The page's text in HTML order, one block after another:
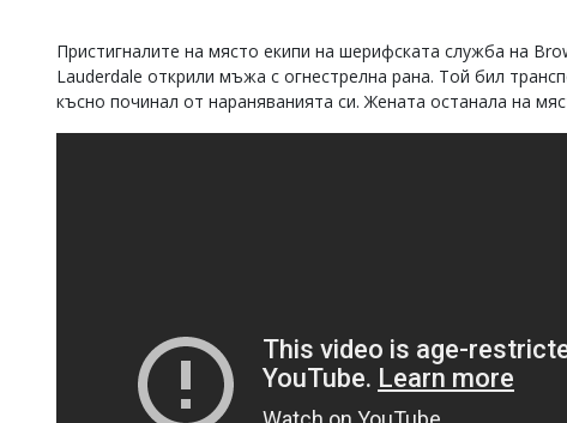
статиите
въвеждат
Пристигналите на място екипи на шерифската служба на
Lauderdale открили мъжа с огнестрелна рана. Той бил
късно починал от нараняванията си. Жената останала на